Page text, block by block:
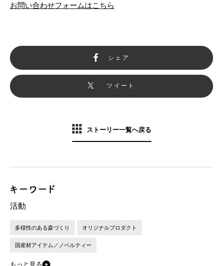
お問い合わせフォームはこちら
シェア
ツイート
ストーリー一覧へ戻る
活動
多様性のある森づくり オリジナルプロダクト
国産材アイテム／ノベルティー
もっと見る